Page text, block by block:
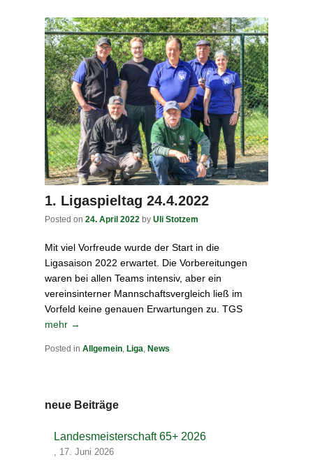
1. Ligaspieltag 24.4.2022
Posted on 24. April 2022 by Uli Stotzem
Mit viel Vorfreude wurde der Start in die
Ligasaison 2022 erwartet. Die Vorbereitungen
waren bei allen Teams intensiv, aber ein
vereinsinterner Mannschaftsvergleich ließ im
Vorfeld keine genauen Erwartungen zu. TGS
mehr →
Posted in Allgemein, Liga, News
neue Beiträge
Landesmeisterschaft 65+ 2026
, 17. Juni 2026